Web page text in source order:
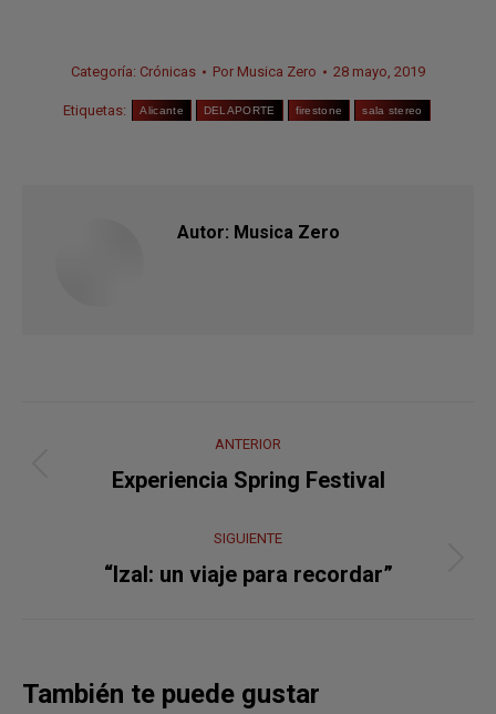
Categoría: Crónicas Por Musica Zero 28 mayo, 2019
Etiquetas: Alicante DELAPORTE firestone sala stereo
Autor: Musica Zero
publicaciones
ANTERIOR
Publicación
Experiencia Spring Festival
SIGUIENTE
Publicación
“Izal: un viaje para recordar”
También te puede gustar